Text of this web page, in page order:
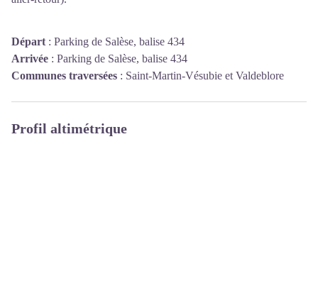
Départ : Parking de Salèse, balise 434
Arrivée : Parking de Salèse, balise 434
Communes traversées : Saint-Martin-Vésubie et Valdeblore
Profil altimétrique